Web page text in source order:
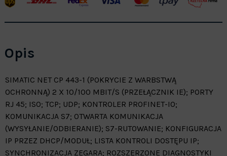
Opis
SIMATIC NET CP 443-1 (POKRYCIE Z WARBSTWĄ
OCHRONNĄ) 2 X 10/100 MBIT/S (PRZEŁĄCZNIK IE); PORTY
RJ 45; ISO; TCP; UDP; KONTROLER PROFINET-IO;
KOMUNIKACJA S7; OTWARTA KOMUNIKACJA
(WYSYŁANIE/ODBIERANIE); S7-RUTOWANIE; KONFIGURACJA
IP PRZEZ DHCP/MODUŁ; LISTA KONTROLI DOSTĘPU IP;
SYNCHRONIZACJA ZEGARA; ROZSZERZONE DIAGNOSTYKI